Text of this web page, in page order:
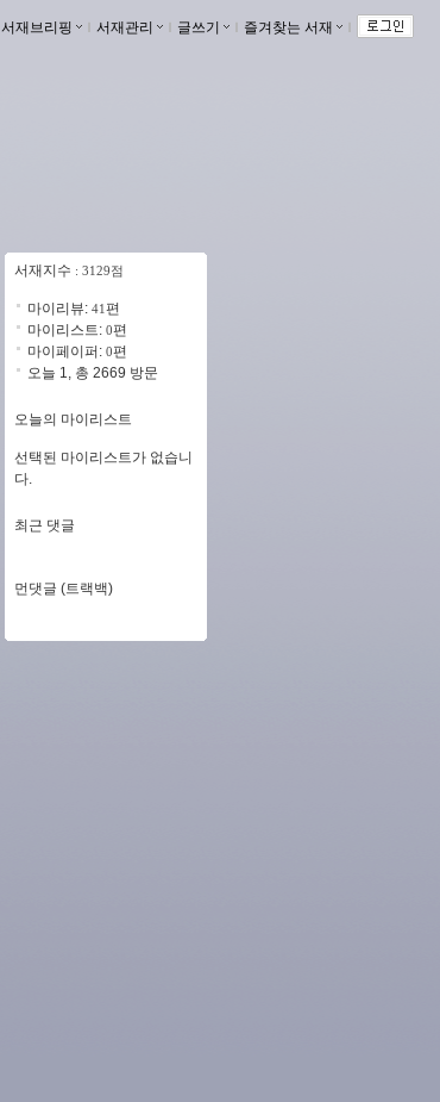
서재브리핑 서재관리 글쓰기 즐겨찾는 서재
서재지수 : 3129점
마이리뷰: 41편
마이리스트: 0편
마이페이퍼: 0편
오늘 1, 총 2669 방문
오늘의 마이리스트
선택된 마이리스트가 없습니
다.
최근 댓글
먼댓글 (트랙백)